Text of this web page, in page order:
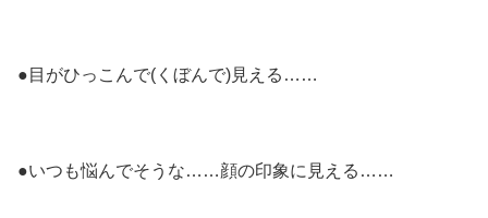
●目がひっこんで(くぼんで)見える……
●いつも悩んでそうな……顔の印象に見える……